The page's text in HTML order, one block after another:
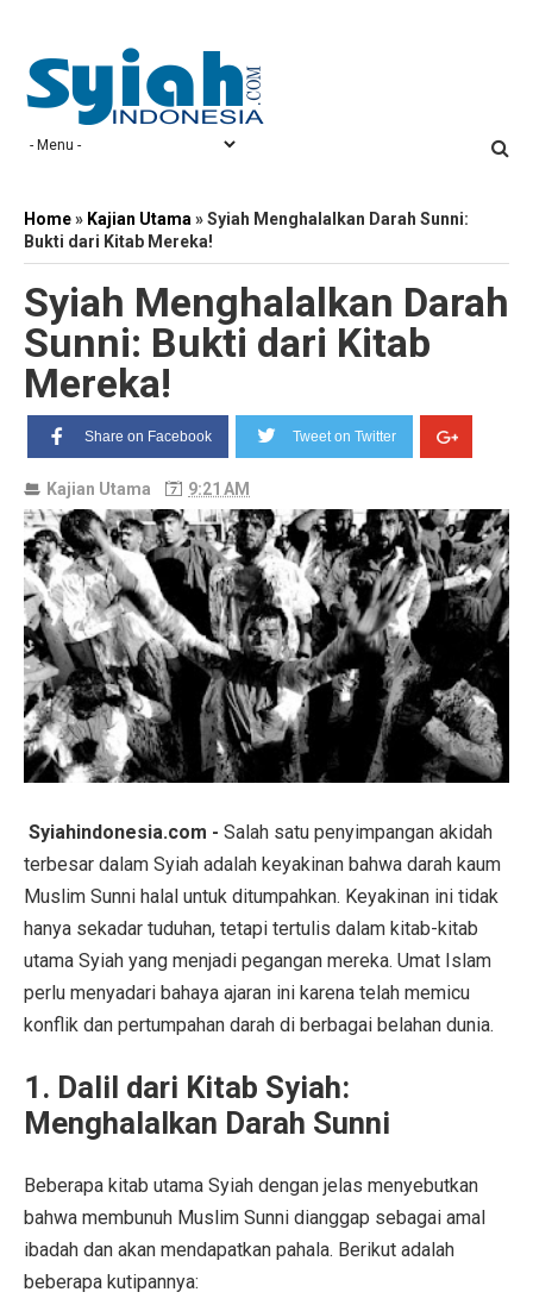
Home» Kajian Utama »Syiah Menghalalkan Darah Sunni:
Bukti dari Kitab Mereka!
Syiah Menghalalkan Darah
Sunni: Bukti dari Kitab
Mereka!
Share on Facebook Tweet on Twitter
Kajian Utama 9:21 AM
Syiahindonesia.com - Salah satu penyimpangan akidah
terbesar dalam Syiah adalah keyakinan bahwa darah kaum
Muslim Sunni halal untuk ditumpahkan. Keyakinan ini tidak
hanya sekadar tuduhan, tetapi tertulis dalam kitab-kitab
utama Syiah yang menjadi pegangan mereka. Umat Islam
perlu menyadari bahaya ajaran ini karena telah memicu
konflik dan pertumpahan darah di berbagai belahan dunia.
1. Dalil dari Kitab Syiah:
Menghalalkan Darah Sunni
Beberapa kitab utama Syiah dengan jelas menyebutkan
bahwa membunuh Muslim Sunni dianggap sebagai amal
ibadah dan akan mendapatkan pahala. Berikut adalah
beberapa kutipannya: